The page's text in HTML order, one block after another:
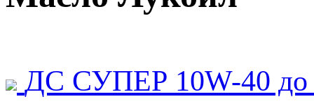
ДС СУПЕР 10W-40